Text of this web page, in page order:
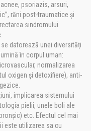
psoriazis, arsuri,
răni post-traumatice și
sindromului
datorează unei diversități
în corpul uman:
normalizarea
oxigen și detoxifiere), anti-
implicarea sistemului
pielii, unele boli ale
etc. Efectul cel mai
este utilizarea sa cu